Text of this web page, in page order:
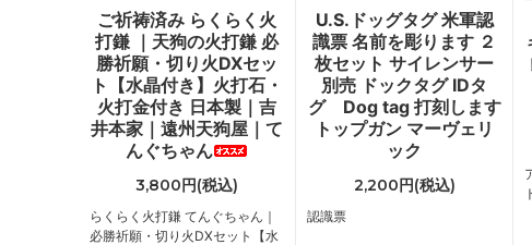
ご祈祷済み らくらく火
打鎌 ｜天狗の火打鎌 必
勝祈願・切り火DXセッ
ト【水晶付き】火打石・
火打金付き 日本製｜吉
井本家｜遠州天狗屋｜て
んぐちゃん
3,800円(税込)
らくらく火打鎌 てんぐちゃん｜
必勝祈願・切り火DXセット【水
U.S.ドッグタグ 米軍認
識票 名前を彫ります ２
枚セット サイレンサー
別売 ドックタグ IDタ
グ Dog tag 打刻します
トップガン マーヴェリ
ック
2,200円(税込)
認識票